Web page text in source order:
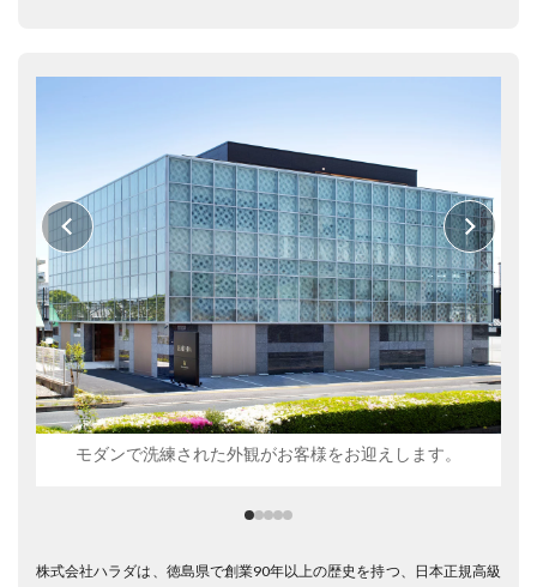
モダンで洗練された外観がお客様をお迎えします。
株式会社ハラダは、徳島県で創業90年以上の歴史を持つ、日本正規高級